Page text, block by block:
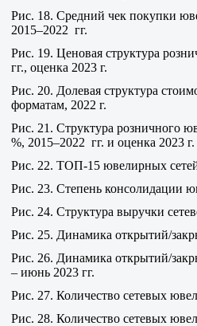
Рис. 18. Средний чек покупки
2015–2022 гг.
Рис. 19. Ценовая структура
гг., оценка 2023 г.
Рис. 20. Долевая структура
форматам, 2022 г.
Рис. 21. Структура розничного
%, 2015–2022 гг. и оценка 2023 г.
Рис. 22. ТОП-15 ювелирных
Рис. 23. Степень консолидации
Рис. 24. Структура выручки
Рис. 25. Динамика открытий/
Рис. 26. Динамика открытий/
– июнь 2023 гг.
Рис. 27. Количество сетевых
Рис. 28. Количество сетевых